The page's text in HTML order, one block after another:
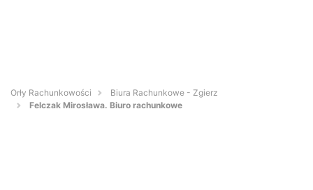
Orły Rachunkowości
Biura Rachunkowe - Zgierz
Felczak Mirosława. Biuro rachunkowe